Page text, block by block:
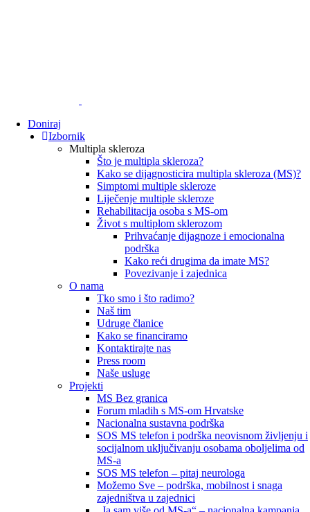
Doniraj
Izbornik
Multipla skleroza
Što je multipla skleroza?
Kako se dijagnosticira multipla skleroza (MS)?
Simptomi multiple skleroze
Liječenje multiple skleroze
Rehabilitacija osoba s MS-om
Život s multiplom sklerozom
Prihvaćanje dijagnoze i emocionalna
podrška
Kako reći drugima da imate MS?
Povezivanje i zajednica
O nama
Tko smo i što radimo?
Naš tim
Udruge članice
Kako se financiramo
Kontaktirajte nas
Press room
Naše usluge
Projekti
MS Bez granica
Forum mladih s MS-om Hrvatske
Nacionalna sustavna podrška
SOS MS telefon i podrška neovisnom življenju i
socijalnom uključivanju osobama oboljelima od
MS-a
SOS MS telefon – pitaj neurologa
Možemo Sve – podrška, mobilnost i snaga
zajedništva u zajednici